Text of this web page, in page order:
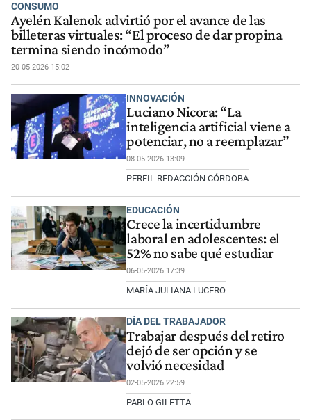
CONSUMO
Ayelén Kalenok advirtió por el avance de las
billeteras virtuales: “El proceso de dar propina
termina siendo incómodo”
20-05-2026 15:02
INNOVACIÓN
Luciano Nicora: “La
inteligencia artificial viene a
potenciar, no a reemplazar”
08-05-2026 13:09
PERFIL REDACCIÓN CÓRDOBA
EDUCACIÓN
Crece la incertidumbre
laboral en adolescentes: el
52% no sabe qué estudiar
06-05-2026 17:39
MARÍA JULIANA LUCERO
DÍA DEL TRABAJADOR
Trabajar después del retiro
dejó de ser opción y se
volvió necesidad
02-05-2026 22:59
PABLO GILETTA